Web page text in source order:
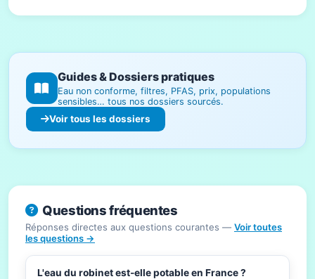
Guides & Dossiers pratiques
Eau non conforme, filtres, PFAS, prix, populations
sensibles… tous nos dossiers sourcés.
Voir tous les dossiers
Questions fréquentes
Réponses directes aux questions courantes — Voir toutes
les questions →
L'eau du robinet est-elle potable en France ?